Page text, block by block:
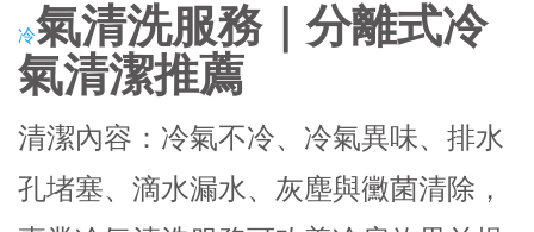
冷氣清洗服務｜分離式冷
氣清潔推薦
清潔內容：冷氣不冷、冷氣異味、排水
孔堵塞、滴水漏水、灰塵與黴菌清除，